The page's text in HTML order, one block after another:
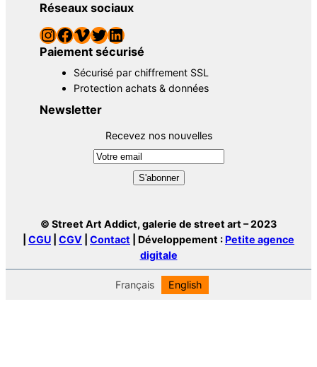
Réseaux sociaux
InstagramFacebook Vimeo Twitter LinkedIn
Paiement sécurisé
Sécurisé par chiffrement SSL
Protection achats & données
Newsletter
Recevez nos nouvelles
© Street Art Addict, galerie de street art – 2023
CGU CGV Contact | Développement :Petite agence
digitale
Français English